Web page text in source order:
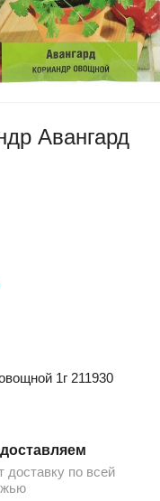
Авангард
1г 211930
доставку по всей